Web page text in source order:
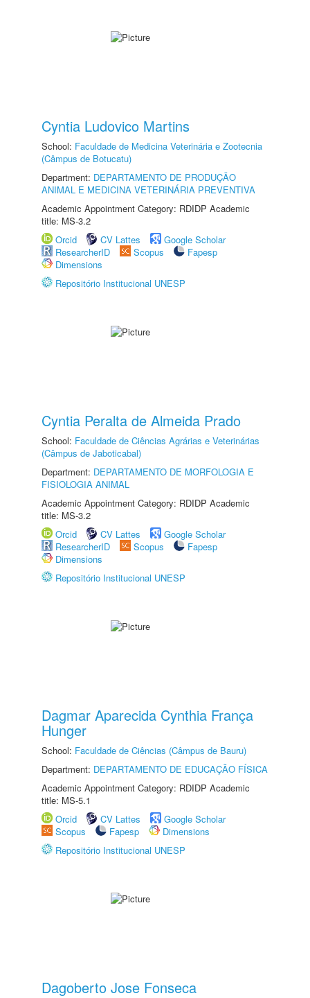
Cyntia Ludovico Martins
School: Faculdade de Medicina Veterinária e Zootecnia
(Câmpus de Botucatu)
Department: DEPARTAMENTO DE PRODUÇÃO
ANIMAL E MEDICINA VETERINÁRIA PREVENTIVA
Academic Appointment Category: RDIDP Academic
title: MS-3.2
Orcid
CV Lattes
Google Scholar
ResearcherID
Scopus
Fapesp
Dimensions
Repositório Institucional UNESP
Cyntia Peralta de Almeida Prado
School: Faculdade de Ciências Agrárias e Veterinárias
(Câmpus de Jaboticabal)
Department: DEPARTAMENTO DE MORFOLOGIA E
FISIOLOGIA ANIMAL
Academic Appointment Category: RDIDP Academic
title: MS-3.2
Orcid
CV Lattes
Google Scholar
ResearcherID
Scopus
Fapesp
Dimensions
Repositório Institucional UNESP
Dagmar Aparecida Cynthia França
Hunger
School: Faculdade de Ciências (Câmpus de Bauru)
Department: DEPARTAMENTO DE EDUCAÇÃO FÍSICA
Academic Appointment Category: RDIDP Academic
title: MS-5.1
Orcid
CV Lattes
Google Scholar
Scopus
Fapesp
Dimensions
Repositório Institucional UNESP
Dagoberto Jose Fonseca